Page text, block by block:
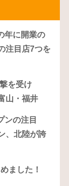
年に開業の
注目店7つを
を受け
山・福井
ンの注目
、北陸が誇
ました！